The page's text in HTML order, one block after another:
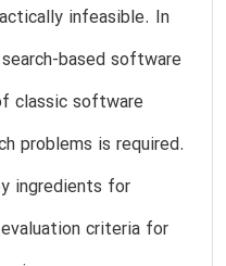
infeasible. In
based software
classic software
problems is required.
ingredients for
criteria for